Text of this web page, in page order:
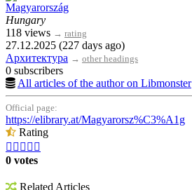
Magyarország
Hungary
118 views → rating
27.12.2025 (227 days ago)
Архитектура → other headings
0 subscribers
All articles of the author on Libmonster
Official page:
https://elibrary.at/Magyarorsz%C3%A1g
Rating
    
0 votes
Related Articles